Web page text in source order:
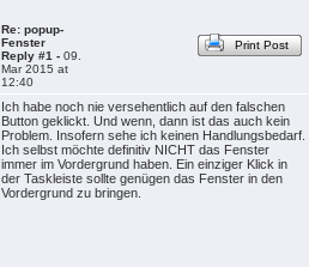
Re: popup-
Fenster
Reply #1 - 09.
Mar 2015 at
12:40
Print Post
Ich habe noch nie versehentlich auf den falschen
Button geklickt. Und wenn, dann ist das auch kein
Problem. Insofern sehe ich keinen Handlungsbedarf.
Ich selbst möchte definitiv NICHT das Fenster
immer im Vordergrund haben. Ein einziger Klick in
der Taskleiste sollte genügen das Fenster in den
Vordergrund zu bringen.